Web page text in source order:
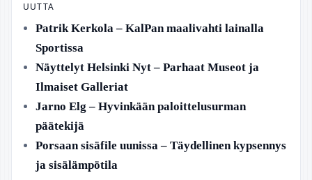
UUTTA
Patrik Kerkola – KalPan maalivahti lainalla
Sportissa
Näyttelyt Helsinki Nyt – Parhaat Museot ja
Ilmaiset Galleriat
Jarno Elg – Hyvinkään paloittelusurman
päätekijä
Porsaan sisäfile uunissa – Täydellinen kypsennys
ja sisälämpötila